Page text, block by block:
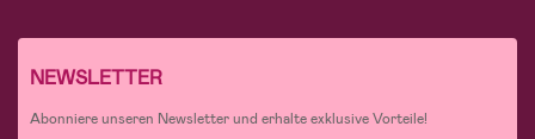
NEWSLETTER
Abonniere unseren Newsletter und erhalte exklusive Vorteile!